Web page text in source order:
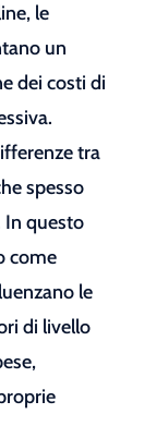
le
un
dei costi di
tra
spesso
In questo
come
le
di livello